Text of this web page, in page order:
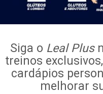
Siga o Leal Plus
treinos
cardápios
melhorar